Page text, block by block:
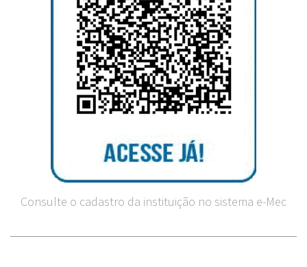
Consulte o cadastro da instituição no sistema e-Mec